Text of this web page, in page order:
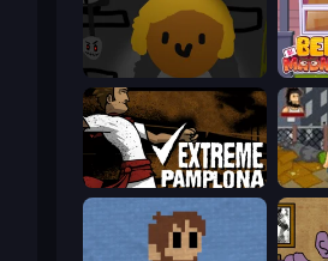
Bell
Extreme Pamplona Hobo